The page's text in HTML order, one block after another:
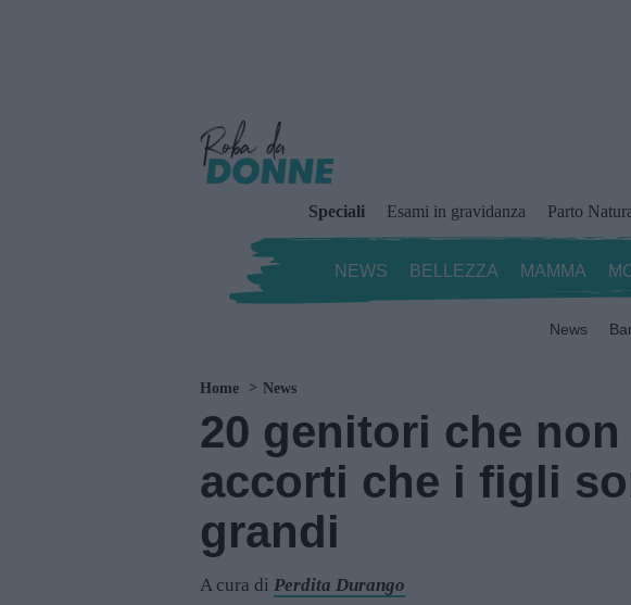
Speciali Esami in gravidanza Parto
NEWS BELLEZZA MAMMA
News
Home News
20 genitori che
accorti che i figli
grandi
A cura di Perdita Durango